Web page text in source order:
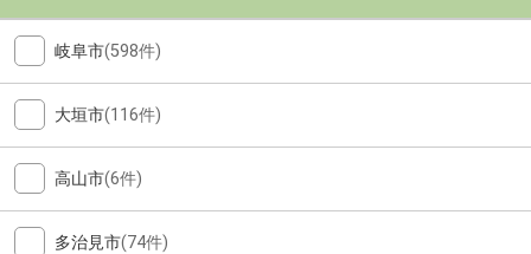
岐阜市(598件)
大垣市(116件)
高山市(6件)
多治見市(74件)